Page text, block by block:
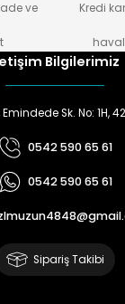
ve
Kredi
Bilgilerimiz
Sk. No: 1H,
0542 590 65 61
0542 590 65 61
Sipariş Takibi